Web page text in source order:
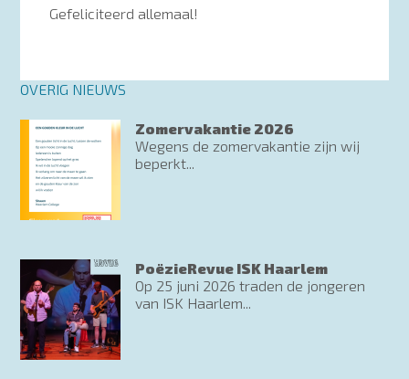
Gefeliciteerd allemaal!
OVERIG NIEUWS
Zomervakantie 2026
Wegens de zomervakantie zijn wij
beperkt...
PoëzieRevue ISK Haarlem
Op 25 juni 2026 traden de jongeren
van ISK Haarlem...